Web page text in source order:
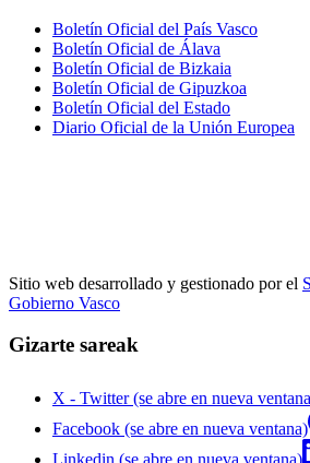
Boletín Oficial del País Vasco
Boletín Oficial de Álava
Boletín Oficial de Bizkaia
Boletín Oficial de Gipuzkoa
Boletín Oficial del Estado
Diario Oficial de la Unión Europea
Sitio web desarrollado y gestionado por el
Gobierno Vasco
Gizarte sareak
X - Twitter (se abre en nueva
Facebook (se abre en nueva ventana)
Linkedin (se abre en nueva ventana)